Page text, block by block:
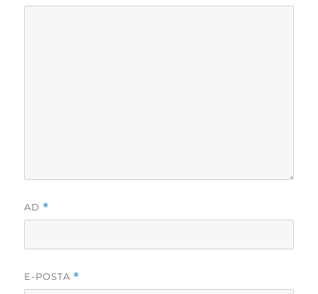
AD *
E-POSTA *